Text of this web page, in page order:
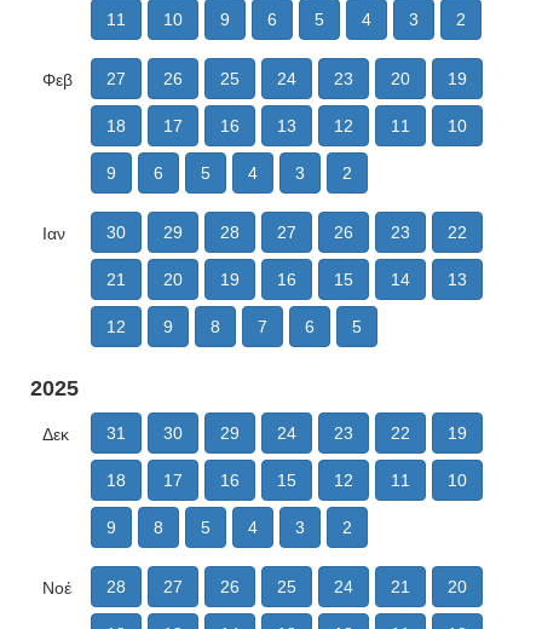
11 10 9 6 5 4 3 2
Φεβ 27 26 25 24 23 20 19
18 17 16 13 12 11 10
9 6 5 4 3 2
Ιαν 30 29 28 27 26 23 22
21 20 19 16 15 14 13
12 9 8 7 6 5
2025
Δεκ 31 30 29 24 23 22 19
18 17 16 15 12 11 10
9 8 5 4 3 2
Νοέ 28 27 26 25 24 21 20